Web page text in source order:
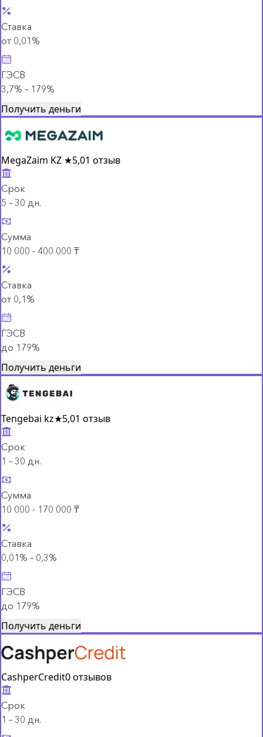
Ставка
от 0,01%
ГЭСВ
3,7% – 179%
Получить деньги
MegaZaim KZ ★5,01 отзыв
Срок
5 – 30 дн.
Сумма
10 000 - 400 000 ₸
Ставка
от 0,1%
ГЭСВ
до 179%
Получить деньги
Tengebai kz★5,01 отзыв
Срок
1 – 30 дн.
Сумма
10 000 - 170 000 ₸
Ставка
0,01% – 0,3%
ГЭСВ
до 179%
Получить деньги
CashperCredit0 отзывов
Срок
1 – 30 дн.